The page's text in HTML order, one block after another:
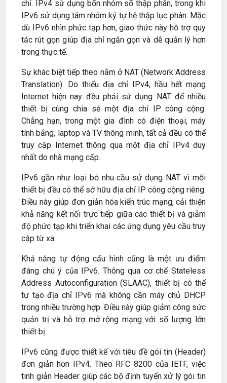
chỉ. IPv4 sử dụng bốn nhóm số thập phân, trong khi
IPv6 sử dụng tám nhóm ký tự hệ thập lục phân. Mặc
dù IPv6 nhìn phức tạp hơn, giao thức này hỗ trợ quy
tắc rút gọn giúp địa chỉ ngắn gọn và dễ quản lý hơn
trong thực tế.
Sự khác biệt tiếp theo nằm ở NAT (Network Address
Translation). Do thiếu địa chỉ IPv4, hầu hết mạng
Internet hiện nay đều phải sử dụng NAT để nhiều
thiết bị cùng chia sẻ một địa chỉ IP công cộng.
Chẳng hạn, trong một gia đình có điện thoại, máy
tính bảng, laptop và TV thông minh, tất cả đều có thể
truy cập Internet thông qua một địa chỉ IPv4 duy
nhất do nhà mạng cấp.
IPv6 gần như loại bỏ nhu cầu sử dụng NAT vì mỗi
thiết bị đều có thể sở hữu địa chỉ IP công cộng riêng.
Điều này giúp đơn giản hóa kiến trúc mạng, cải thiện
khả năng kết nối trực tiếp giữa các thiết bị và giảm
độ phức tạp khi triển khai các ứng dụng yêu cầu truy
cập từ xa.
Khả năng tự động cấu hình cũng là một ưu điểm
đáng chú ý của IPv6. Thông qua cơ chế Stateless
Address Autoconfiguration (SLAAC), thiết bị có thể
tự tạo địa chỉ IPv6 mà không cần máy chủ DHCP
trong nhiều trường hợp. Điều này giúp giảm công sức
quản trị và hỗ trợ mở rộng mạng với số lượng lớn
thiết bị.
IPv6 cũng được thiết kế với tiêu đề gói tin (Header)
đơn giản hơn IPv4. Theo RFC 8200 của IETF, việc
tinh giản Header giúp các bộ định tuyến xử lý gói tin